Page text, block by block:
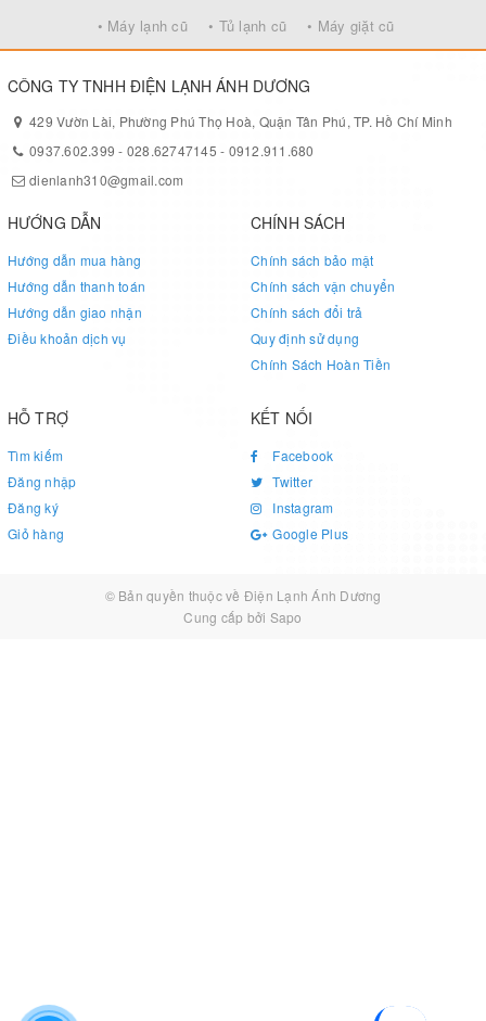
• Máy lạnh cũ • Tủ lạnh cũ • Máy giặt cũ
CÔNG TY TNHH ĐIỆN LẠNH ÁNH DƯƠNG
429 Vườn Lài, Phường Phú Thọ Hoà, Quận Tân Phú, TP. Hồ Chí Minh
0937.602.399 - 028.62747145 - 0912.911.680
dienlanh310@gmail.com
HƯỚNG DẪN
Hướng dẫn mua hàng
Hướng dẫn thanh toán
Hướng dẫn giao nhận
Điều khoản dịch vụ
CHÍNH SÁCH
Chính sách bảo mật
Chính sách vận chuyển
Chính sách đổi trả
Quy định sử dụng
Chính Sách Hoàn Tiền
HỖ TRỢ
Tìm kiếm
Đăng nhập
Đăng ký
Giỏ hàng
KẾT NỐI
Facebook
Twitter
Instagram
Google Plus
© Bản quyền thuộc về Điện Lạnh Ánh Dương
Cung cấp bởi Sapo